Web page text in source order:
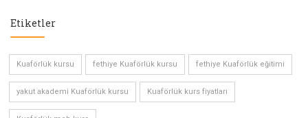
Etiketler
Kuaförlük kursu fethiye Kuaförlük kursu fethiye Kuaförlük eğitimi
yakut akademi Kuaförlük kursu Kuaförlük kurs fiyatları